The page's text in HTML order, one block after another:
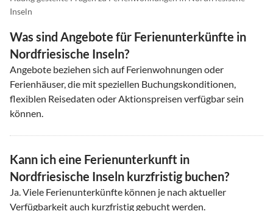
Inseln
Was sind Angebote für Ferienunterkünfte in
Nordfriesische Inseln?
Angebote beziehen sich auf Ferienwohnungen oder
Ferienhäuser, die mit speziellen Buchungskonditionen,
flexiblen Reisedaten oder Aktionspreisen verfügbar sein
können.
Kann ich eine Ferienunterkunft in
Nordfriesische Inseln kurzfristig buchen?
Ja. Viele Ferienunterkünfte können je nach aktueller
Verfügbarkeit auch kurzfristig gebucht werden.